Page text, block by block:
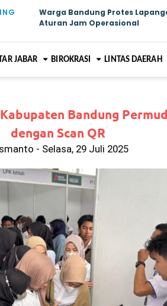
Warga Bandung Protes
Aturan Jam Operasional
JABAR BIROKRASI LINTAS DAERAH
Bandung
dengan Scan QR
- Selasa, 29 Juli 2025